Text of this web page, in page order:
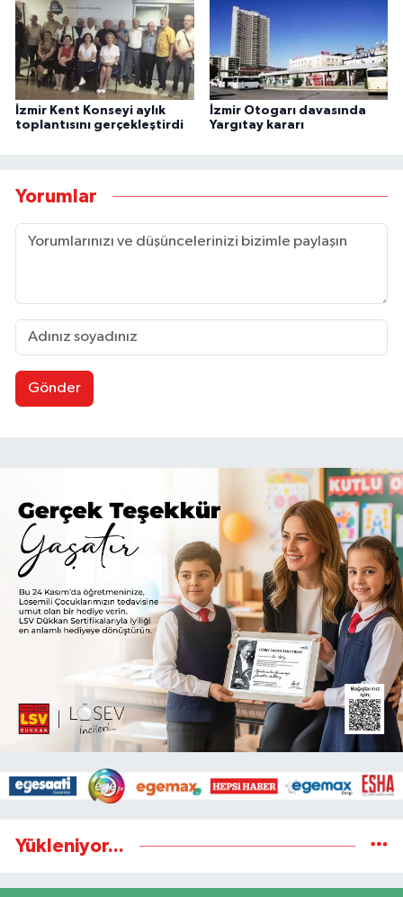
İzmir Kent Konseyi aylık
toplantısını gerçekleştirdi
İzmir Otogarı davasında
Yargıtay kararı
Yorumlar
Gönder
Yükleniyor...